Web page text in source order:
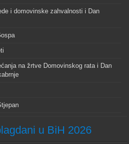
i domovinske zahvalnosti i Dan
na žrtve Domovinskog rata i Dan
u BiH 2026